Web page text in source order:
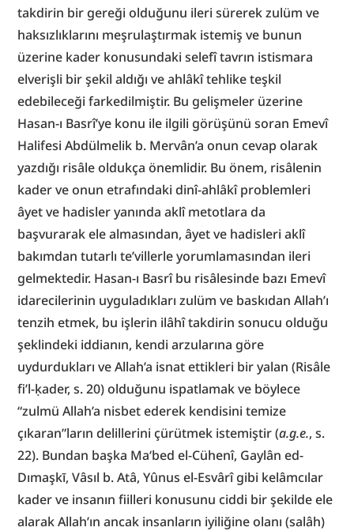
takdirin bir gereği olduğunu ileri sürerek zulüm ve
haksızlıklarını meşrulaştırmak istemiş ve bunun
üzerine kader konusundaki selefî tavrın istismara
elverişli bir şekil aldığı ve ahlâkî tehlike teşkil
edebileceği farkedilmiştir. Bu gelişmeler üzerine
Hasan-ı Basrî’ye konu ile ilgili görüşünü soran Emevî
Halifesi Abdülmelik b. Mervân’a onun cevap olarak
yazdığı risâle oldukça önemlidir. Bu önem, risâlenin
kader ve onun etrafındaki dinî-ahlâkî problemleri
âyet ve hadisler yanında aklî metotlara da
başvurarak ele almasından, âyet ve hadisleri aklî
bakımdan tutarlı te’villerle yorumlamasından ileri
gelmektedir. Hasan-ı Basrî bu risâlesinde bazı Emevî
idarecilerinin uyguladıkları zulüm ve baskıdan Allah’ı
tenzih etmek, bu işlerin ilâhî takdirin sonucu olduğu
şeklindeki iddianın, kendi arzularına göre
uydurdukları ve Allah’a isnat ettikleri bir yalan (Risâle
fi’l-ḳader, s. 20) olduğunu ispatlamak ve böylece
“zulmü Allah’a nisbet ederek kendisini temize
çıkaran”ların delillerini çürütmek istemiştir (a.g.e., s.
22). Bundan başka Ma‘bed el-Cühenî, Gaylân ed-
Dımaşkī, Vâsıl b. Atâ, Yûnus el-Esvârî gibi kelâmcılar
kader ve insanın fiilleri konusunu ciddi bir şekilde ele
alarak Allah’ın ancak insanların iyiliğine olanı (salâh)